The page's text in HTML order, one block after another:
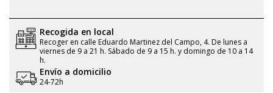
Recogida en local
Recoger en calle Eduardo Martinez del Campo, 4. De lunes a
viernes de 9 a 21 h. Sábado de 9 a 15 h. y domingo de 10 a 14
h.
Envío a domicilio
24-72h